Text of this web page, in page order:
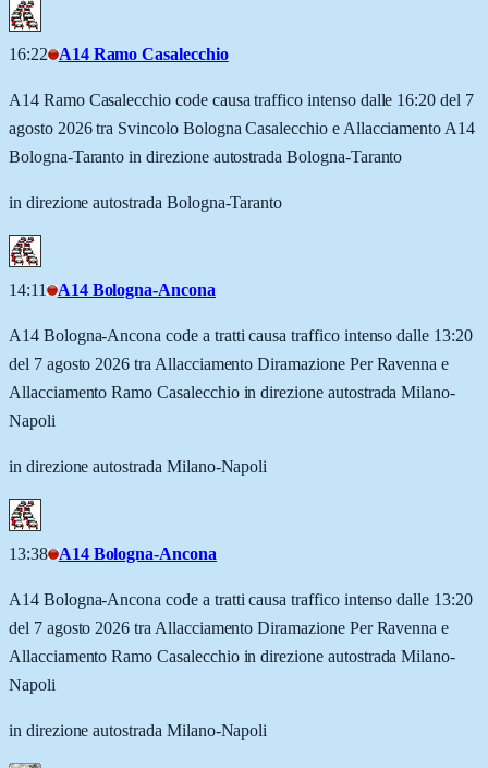
16:22 A14 Ramo Casalecchio
A14 Ramo Casalecchio code causa traffico intenso dalle 16:20 del 7
agosto 2026 tra Svincolo Bologna Casalecchio e Allacciamento A14
Bologna-Taranto in direzione autostrada Bologna-Taranto
in direzione autostrada Bologna-Taranto
14:11 A14 Bologna-Ancona
A14 Bologna-Ancona code a tratti causa traffico intenso dalle 13:20
del 7 agosto 2026 tra Allacciamento Diramazione Per Ravenna e
Allacciamento Ramo Casalecchio in direzione autostrada Milano-
Napoli
in direzione autostrada Milano-Napoli
13:38 A14 Bologna-Ancona
A14 Bologna-Ancona code a tratti causa traffico intenso dalle 13:20
del 7 agosto 2026 tra Allacciamento Diramazione Per Ravenna e
Allacciamento Ramo Casalecchio in direzione autostrada Milano-
Napoli
in direzione autostrada Milano-Napoli